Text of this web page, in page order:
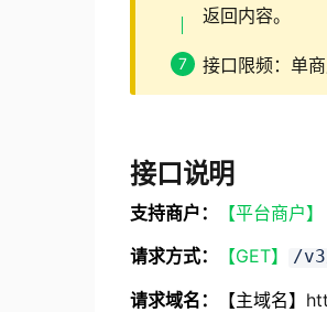
返回内容。
接口限频：单
接口说明
支持商户：
【平台商户】
请求方式：
【GET】 /
请求域名： 【主域名】